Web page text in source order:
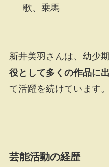
歌、乗馬
新井美羽さんは、幼少
役として多くの作品に
て活躍を続けています。
芸能活動の経歴